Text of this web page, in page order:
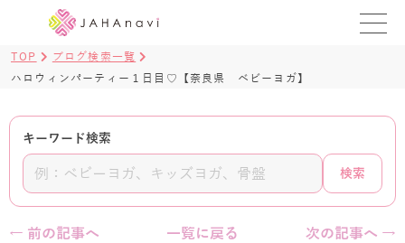
レッスンを探す
BLOG
ヨガ資格講座 ›
TOP
ブログ検索一覧
ハロウィンパーティー１日目♡【奈良県 ベビーヨガ】
キーワード検索
検索
← 前の記事へ 一覧に戻る 次の記事へ →